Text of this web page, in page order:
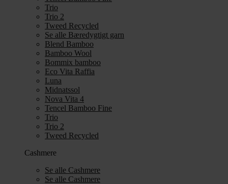
Trio
Trio 2
Tweed Recycled
Se alle Bæredygtigt garn
Blend Bamboo
Bamboo Wool
Bommix bamboo
Eco Vita Raffia
Luna
Midnatssol
Nova Vita 4
Tencel Bamboo Fine
Trio
Trio 2
Tweed Recycled
Cashmere
Se alle Cashmere
Se alle Cashmere